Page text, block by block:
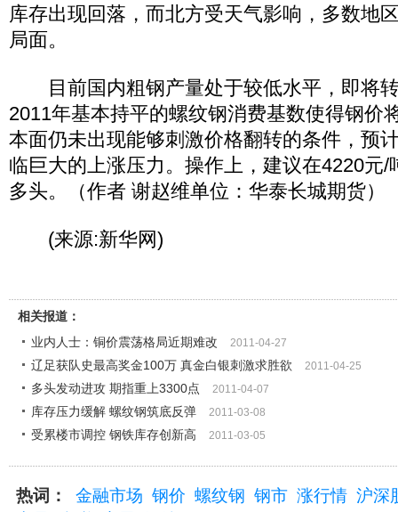
库存出现回落，而北方受天气影响，多数地
局面。
目前国内粗钢产量处于较低水平，即将
2011年基本持平的螺纹钢消费基数使得钢价
本面仍未出现能够刺激价格翻转的条件，预
临巨大的上涨压力。操作上，建议在4220元/
多头。（作者 谢赵维单位：华泰长城期货）
(来源:新华网)
相关报道：
业内人士：铜价震荡格局近期难改
2011-04-27
辽足获队史最高奖金100万 真金白银刺激求胜欲 2011-04-25
多头发动进攻 期指重上3300点 2011-04-07
库存压力缓解 螺纹钢筑底反弹 2011-03-08
受累楼市调控 钢铁库存创新高 2011-03-05
热词： 金融市场 钢价 螺纹钢 钢市 涨行情 沪深